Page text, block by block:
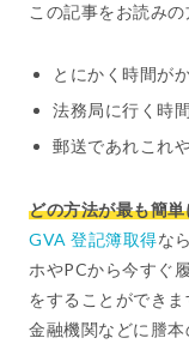
この記事をお読みの
とにかく時間が
法務局に行く時
郵送であれこれ
どの方法が最も簡
GVA 登記簿取得な
ホやPCから今すぐ
をすることができま
金融機関などに謄